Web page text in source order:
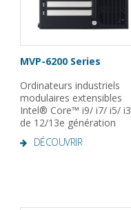
MVP-6200 Series
Ordinateurs industriels
modulaires extensibles
Intel® Core™ i9/ i7/ i5/ i3
de 12/13e génération
DÉCOUVRIR